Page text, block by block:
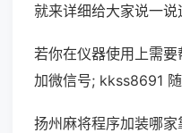
就来详细给大家说一说
若你在仪器使用上需
加微信号; kkss8691 随
扬州麻将程序加装哪